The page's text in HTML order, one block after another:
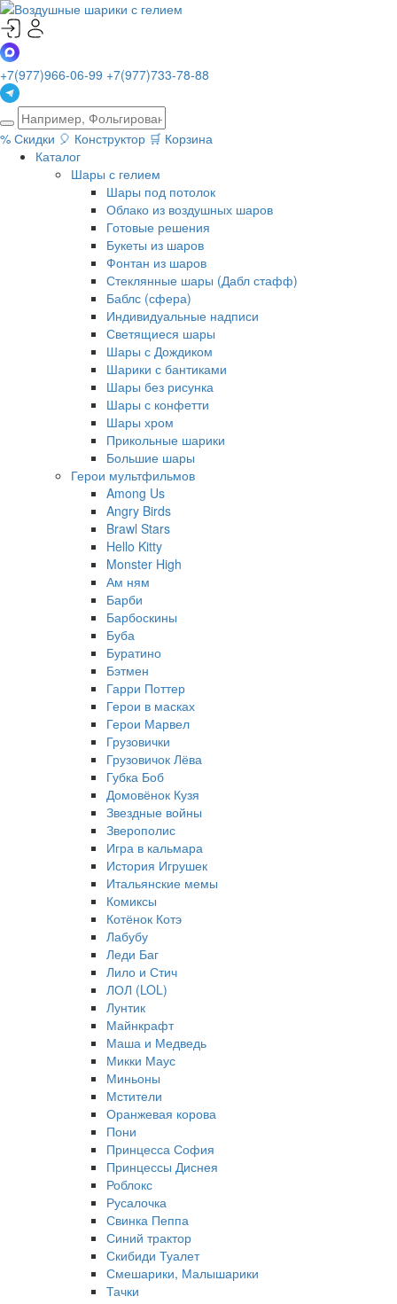
+7(977)966-06-99 +7(977)733-78-88
% Скидки 🎈 Конструктор 🛒 Корзина
Каталог
Шары с гелием
Шары под потолок
Облако из воздушных шаров
Готовые решения
Букеты из шаров
Фонтан из шаров
Стеклянные шары (Дабл стафф)
Баблс (сфера)
Индивидуальные надписи
Светящиеся шары
Шары с Дождиком
Шарики с бантиками
Шары без рисунка
Шары с конфетти
Шары хром
Прикольные шарики
Большие шары
Герои мультфильмов
Among Us
Angry Birds
Brawl Stars
Hello Kitty
Monster High
Ам ням
Барби
Барбоскины
Буба
Буратино
Бэтмен
Гарри Поттер
Герои в масках
Герои Марвел
Грузовички
Грузовичок Лёва
Губка Боб
Домовёнок Кузя
Звездные войны
Зверополис
Игра в кальмара
История Игрушек
Итальянские мемы
Комиксы
Котёнок Котэ
Лабубу
Леди Баг
Лило и Стич
ЛОЛ (LOL)
Лунтик
Майнкрафт
Маша и Медведь
Микки Маус
Миньоны
Мстители
Оранжевая корова
Пони
Принцесса София
Принцессы Диснея
Роблокс
Русалочка
Свинка Пеппа
Синий трактор
Скибиди Туалет
Смешарики, Малышарики
Тачки